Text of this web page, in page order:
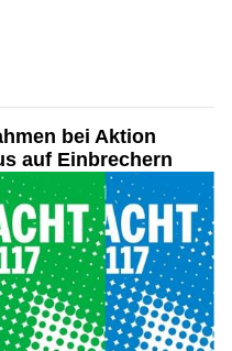
bei Aktion
auf Einbrechern